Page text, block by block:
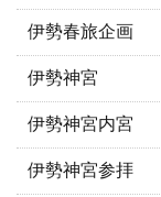
伊勢春旅企画
伊勢神宮
伊勢神宮内宮
伊勢神宮参拝